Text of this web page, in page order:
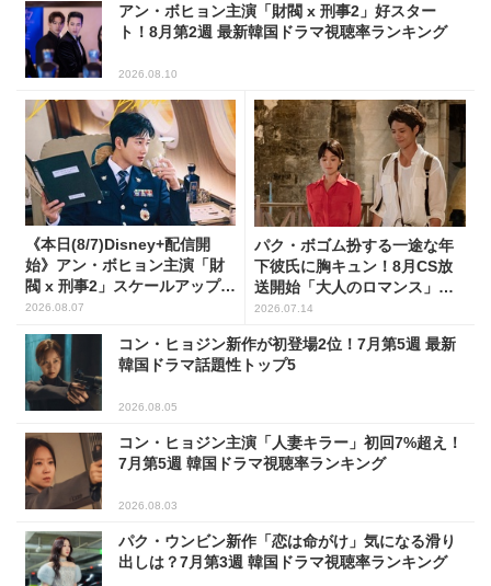
アン・ボヒョン主演「財閥 x 刑事2」好スター
ト！8月第2週 最新韓国ドラマ視聴率ランキング
2026.08.10
《本日(8/7)Disney+配信開
始》アン・ボヒョン主演「財
閥 x 刑事2」スケールアップし
たFLEX捜査に注目
2026.08.07
パク・ボゴム扮する一途な年
下彼氏に胸キュン！8月CS放
送開始「大人のロマンス」韓
ドラ6選
2026.07.14
コン・ヒョジン新作が初登場2位！7月第5週 最新
韓国ドラマ話題性トップ5
2026.08.05
コン・ヒョジン主演「人妻キラー」初回7%超え！
7月第5週 韓国ドラマ視聴率ランキング
2026.08.03
パク・ウンビン新作「恋は命がけ」気になる滑り
出しは？7月第3週 韓国ドラマ視聴率ランキング